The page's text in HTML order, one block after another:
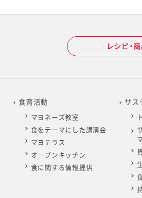
レシピ・
食育活動
マヨネーズ教室
食をテーマにした講演会
マヨテラス
オープンキッチン
食に関する情報提供
サス